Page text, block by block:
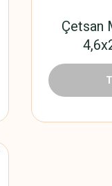
Çetsan
888,00